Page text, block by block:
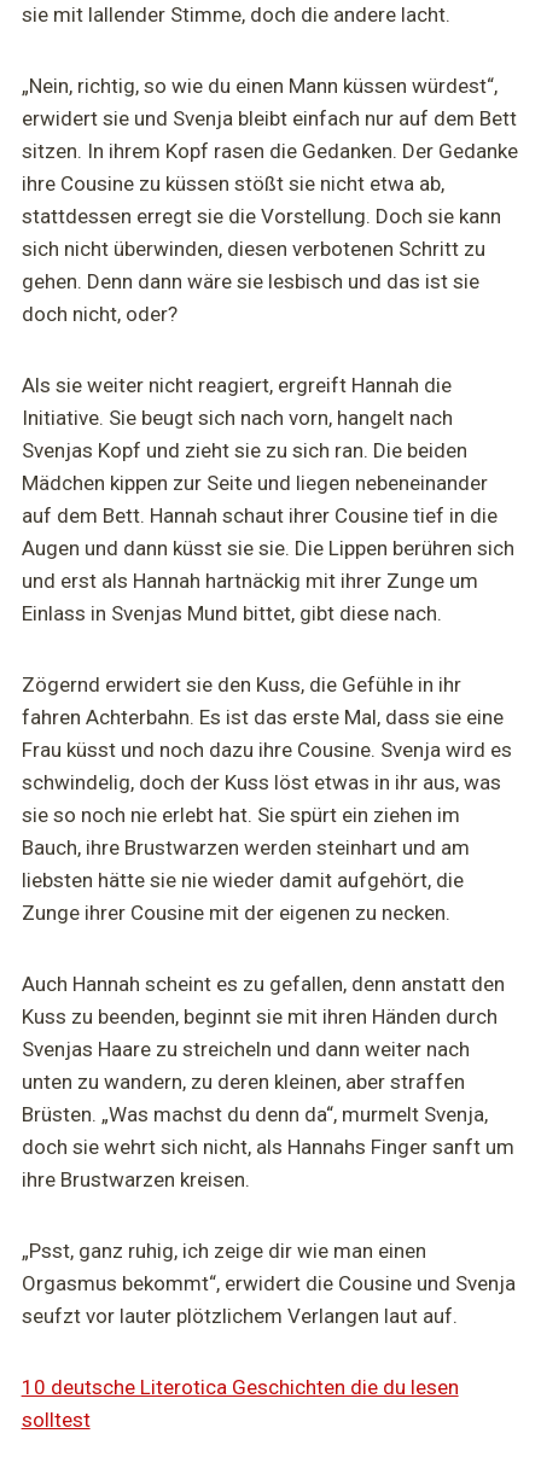
sie mit lallender Stimme, doch die andere lacht.
„Nein, richtig, so wie du einen Mann küssen würdest“,
erwidert sie und Svenja bleibt einfach nur auf dem Bett
sitzen. In ihrem Kopf rasen die Gedanken. Der Gedanke
ihre Cousine zu küssen stößt sie nicht etwa ab,
stattdessen erregt sie die Vorstellung. Doch sie kann
sich nicht überwinden, diesen verbotenen Schritt zu
gehen. Denn dann wäre sie lesbisch und das ist sie
doch nicht, oder?
Als sie weiter nicht reagiert, ergreift Hannah die
Initiative. Sie beugt sich nach vorn, hangelt nach
Svenjas Kopf und zieht sie zu sich ran. Die beiden
Mädchen kippen zur Seite und liegen nebeneinander
auf dem Bett. Hannah schaut ihrer Cousine tief in die
Augen und dann küsst sie sie. Die Lippen berühren sich
und erst als Hannah hartnäckig mit ihrer Zunge um
Einlass in Svenjas Mund bittet, gibt diese nach.
Zögernd erwidert sie den Kuss, die Gefühle in ihr
fahren Achterbahn. Es ist das erste Mal, dass sie eine
Frau küsst und noch dazu ihre Cousine. Svenja wird es
schwindelig, doch der Kuss löst etwas in ihr aus, was
sie so noch nie erlebt hat. Sie spürt ein ziehen im
Bauch, ihre Brustwarzen werden steinhart und am
liebsten hätte sie nie wieder damit aufgehört, die
Zunge ihrer Cousine mit der eigenen zu necken.
Auch Hannah scheint es zu gefallen, denn anstatt den
Kuss zu beenden, beginnt sie mit ihren Händen durch
Svenjas Haare zu streicheln und dann weiter nach
unten zu wandern, zu deren kleinen, aber straffen
Brüsten. „Was machst du denn da“, murmelt Svenja,
doch sie wehrt sich nicht, als Hannahs Finger sanft um
ihre Brustwarzen kreisen.
„Psst, ganz ruhig, ich zeige dir wie man einen
Orgasmus bekommt“, erwidert die Cousine und Svenja
seufzt vor lauter plötzlichem Verlangen laut auf.
10 deutsche Literotica Geschichten die du lesen
solltest